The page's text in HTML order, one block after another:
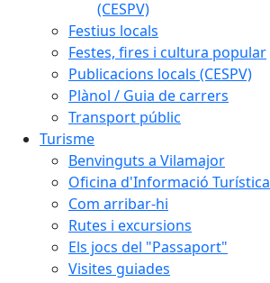
(CESPV)
Festius locals
Festes, fires i cultura popular
Publicacions locals (CESPV)
Plànol / Guia de carrers
Transport públic
Turisme
Benvinguts a Vilamajor
Oficina d'Informació Turística
Com arribar-hi
Rutes i excursions
Els jocs del "Passaport"
Visites guiades